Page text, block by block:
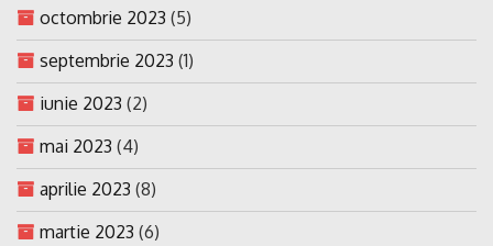
octombrie 2023 (5)
septembrie 2023 (1)
iunie 2023 (2)
mai 2023 (4)
aprilie 2023 (8)
martie 2023 (6)